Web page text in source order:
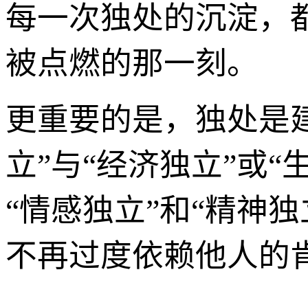
每一次独处的沉淀，
被点燃的那一刻。
更重要的是，独处是
立”与“经济独立”或“
“情感独立”和“精神
不再过度依赖他人的